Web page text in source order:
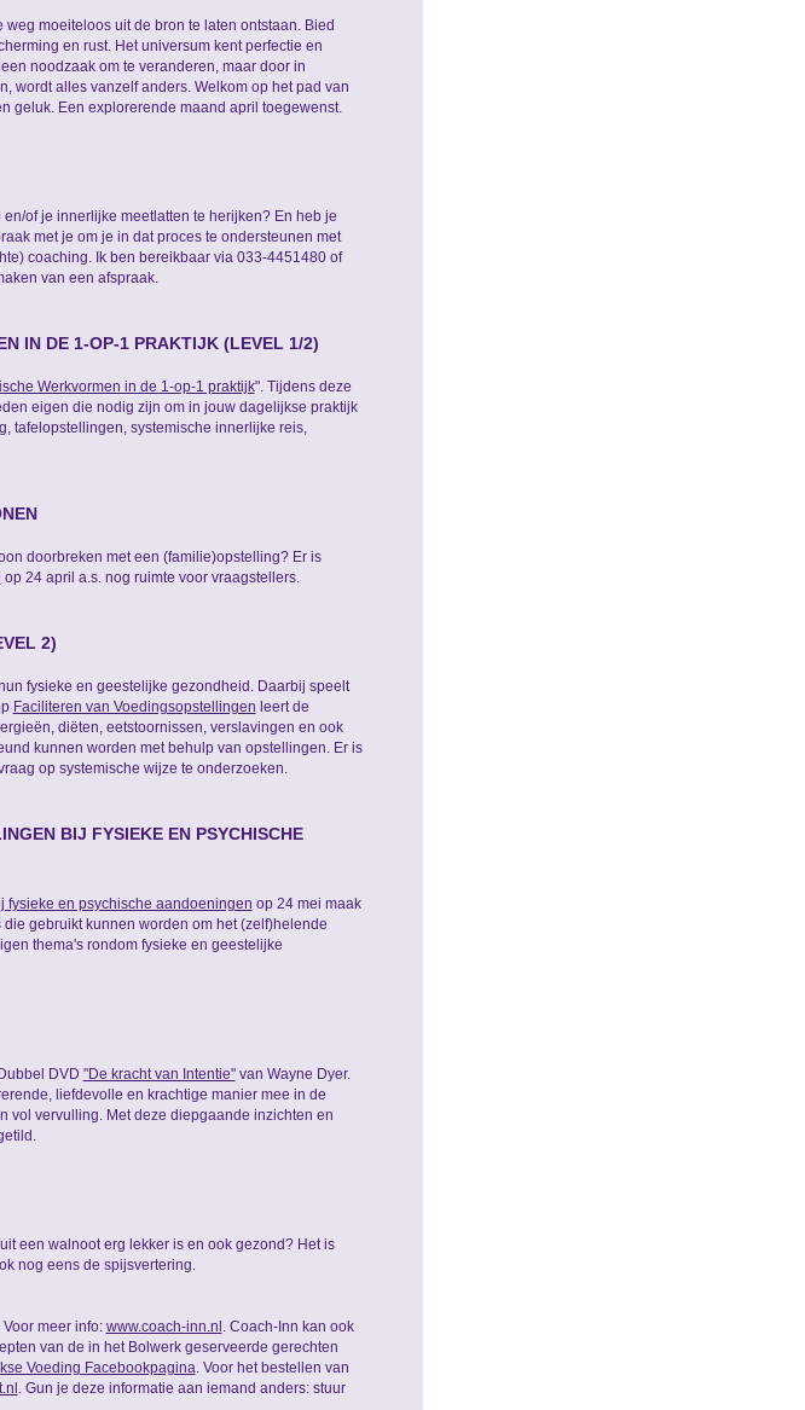
moeiteloos uit de bron te laten ontstaan. Bied
en rust. Het universum kent perfectie en
noodzaak om te veranderen, maar door in
wordt alles vanzelf anders. Welkom op het pad van
geluk. Een explorerende maand april toegewenst.
of je innerlijke meetlatten te herijken? En heb je
met je om je in dat proces te ondersteunen met
coaching. Ik ben bereikbaar via 033-4451480 of
van een afspraak.
IN DE 1-OP-1 PRAKTIJK (LEVEL 1/2)
Werkvormen in de 1-op-1 praktijk". Tijdens deze
eigen die nodig zijn om in jouw dagelijkse praktijk
tafelopstellingen, systemische innerlijke reis,
doorbreken met een (familie)opstelling? Er is
op 24 april a.s. nog ruimte voor vraagstellers.
2)
fysieke en geestelijke gezondheid. Daarbij speelt
Faciliteren van Voedingsopstellingen leert de
diëten, eetstoornissen, verslavingen en ook
kunnen worden met behulp van opstellingen. Er is
op systemische wijze te onderzoeken.
BIJ FYSIEKE EN PSYCHISCHE
fysieke en psychische aandoeningen op 24 mei maak
gebruikt kunnen worden om het (zelf)helende
thema's rondom fysieke en geestelijke
DVD "De kracht van Intentie"van Wayne Dyer.
liefdevolle en krachtige manier mee in de
vol vervulling. Met deze diepgaande inzichten en
een walnoot erg lekker is en ook gezond? Het is
nog eens de spijsvertering.
meer info: www.coach-inn.nl . Coach-Inn kan ook
van de in het Bolwerk geserveerde gerechten
Voeding Facebookpagina. Voor het bestellen van
. Gun je deze informatie aan iemand anders: stuur